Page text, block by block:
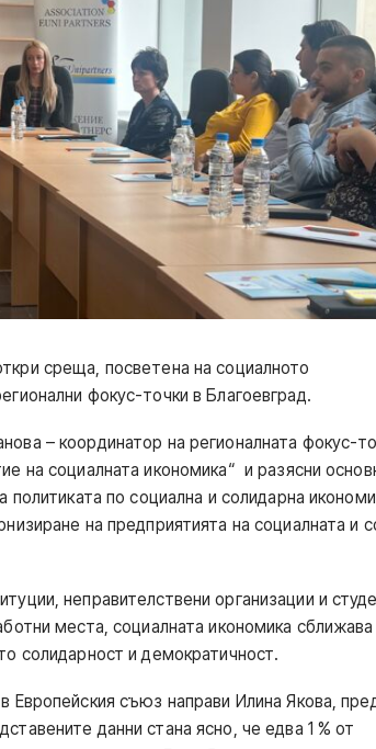
среща, посветена на социалното
фокус-точки в Благоевград.
– координатор на регионалната фокус-
на социалната икономика“ и разясни
политиката по социална и солидарна
на предприятията на социалната и
неправителствени организации и
места, социалната икономика сближава
солидарност и демократичност.
Европейския съюз направи Илина Якова,
данни стана ясно, че едва 1 % от